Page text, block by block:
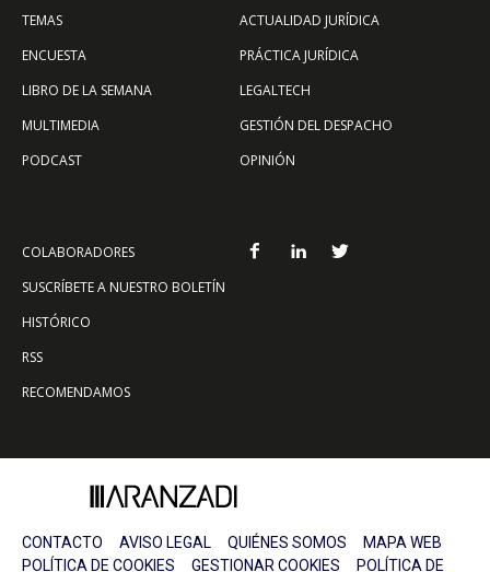
TEMAS
ENCUESTA
LIBRO DE LA SEMANA
MULTIMEDIA
PODCAST
ACTUALIDAD JURÍDICA
PRÁCTICA JURÍDICA
LEGALTECH
GESTIÓN DEL DESPACHO
OPINIÓN
COLABORADORES
SUSCRÍBETE A NUESTRO BOLETÍN
HISTÓRICO
RSS
RECOMENDAMOS
CONTACTO AVISO LEGAL QUIÉNES SOMOS
MAPA WEB
POLÍTICA DE COOKIES
GESTIONAR COOKIES POLÍTICA DE